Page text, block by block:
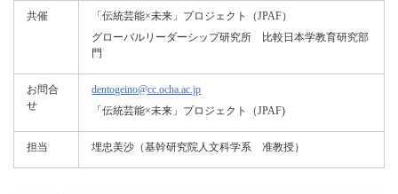
共催
「伝統芸能×未来」プロジェクト（JPAF）
グローバルリーダーシップ研究所 比較日本学教育研究部
門
お問合
せ
dentogeino@cc.ocha.ac.jp
「伝統芸能×未来」プロジェクト（JPAF)
担当 埋忠美沙（基幹研究院人文科学系 准教授）